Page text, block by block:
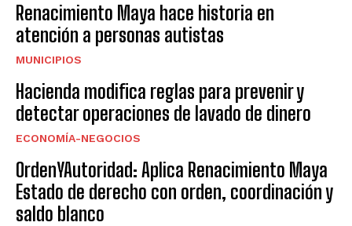
Renacimiento Maya hace historia en
atención a personas autistas
MUNICIPIOS
Hacienda modifica reglas para prevenir y
detectar operaciones de lavado de dinero
ECONOMÍA-NEGOCIOS
OrdenYAutoridad: Aplica Renacimiento Maya
Estado de derecho con orden, coordinación y
saldo blanco